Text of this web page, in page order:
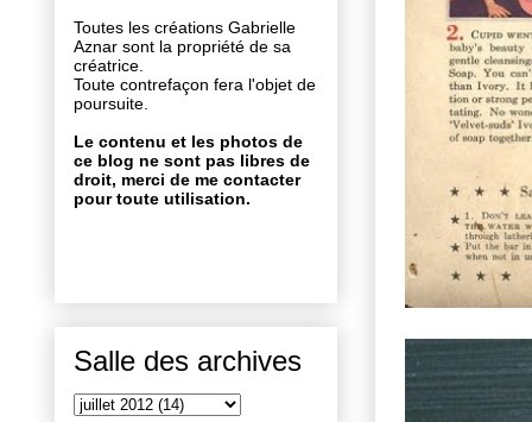
Toutes les créations Gabrielle
Aznar sont la propriété de sa
créatrice.
Toute contrefaçon fera l'objet de
poursuite.
Le contenu et les photos de
ce blog ne sont pas libres de
droit, merci de me contacter
pour toute utilisation.
Salle des archives